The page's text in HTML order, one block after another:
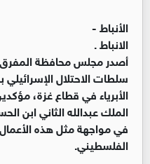
الأنباط -
الانباط .
أصدر مجلس محافظة المفرق
سلطات الاحتلال
الأبرياء في قطاع غزة،
الملك عبدالله الثاني ابن
في مواجهة مثل هذه
الفلسطيني.